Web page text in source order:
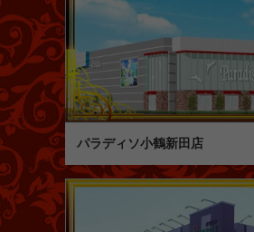
パラディソ小鶴新田店